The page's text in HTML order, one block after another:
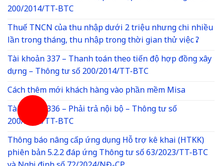
200/2014/TT-BTC
Thuế TNCN của thu nhập dưới 2 triệu nhưng chi nhiều
lần trong tháng, thu nhập trong thời gian thử việc ?
Tài khoản 337 – Thanh toán theo tiến độ hợp đồng xây
dựng – Thông tư số 200/2014/TT-BTC
Cách thêm mới khách hàng vào phần mềm Misa
Tài khoản 336 – Phải trả nội bộ – Thông tư số
200/2014/TT-BTC
Thông báo nâng cấp ứng dụng Hỗ trợ kê khai (HTKK)
phiên bản 5.2.2 đáp ứng Thông tư số 63/2023/TT-BTC